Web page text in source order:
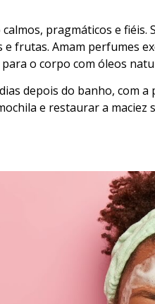
pragmáticos e
frutas. Amam perfumes
o corpo com óleos
depois do banho, com
e restaurar a maciez